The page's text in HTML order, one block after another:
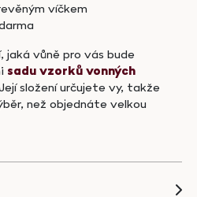
víčkem
jaká vůně pro vás bude
sadu vzorků vonných
složení určujete vy, takže
než objednáte velkou